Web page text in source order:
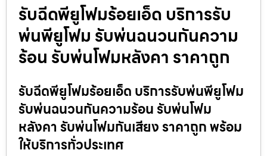
รับฉีดพียูโฟมร้อยเอ็ด บริการรับ
พ่นพียูโฟม รับพ่นฉนวนกันความ
ร้อน รับพ่นโฟมหลังคา ราคาถูก
รับฉีดพียูโฟมร้อยเอ็ด บริการรับพ่นพียูโฟม
รับพ่นฉนวนกันความร้อน รับพ่นโฟม
หลังคา รับพ่นโฟมกันเสียง ราคาถูก พร้อม
ให้บริการทั่วประเทศ